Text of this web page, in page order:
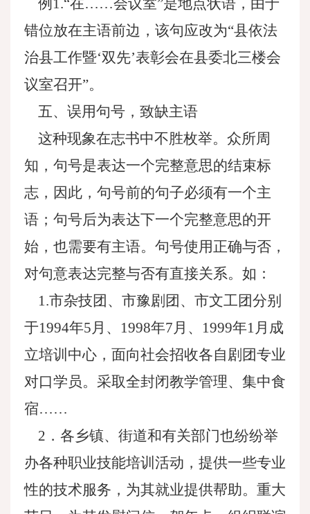
例1.“在……会议室”是地点状语，由于
错位放在主语前边，该句应改为“县依法
治县工作暨‘双先’表彰会在县委北三楼会
议室召开”。
五、误用句号，致缺主语
这种现象在志书中不胜枚举。众所周
知，句号是表达一个完整意思的结束标
志，因此，句号前的句子必须有一个主
语；句号后为表达下一个完整意思的开
始，也需要有主语。句号使用正确与否，
对句意表达完整与否有直接关系。如：
1.市杂技团、市豫剧团、市文工团分别
于1994年5月、1998年7月、1999年1月成
立培训中心，面向社会招收各自剧团专业
对口学员。采取全封闭教学管理、集中食
宿……
2．各乡镇、街道和有关部门也纷纷举
办各种职业技能培训活动，提供一些专业
性的技术服务，为其就业提供帮助。重大